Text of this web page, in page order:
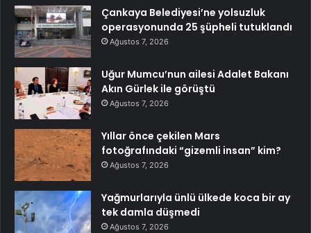
Çankaya Belediyesi’ne yolsuzluk
operasyonunda 25 şüpheli tutuklandı
Ağustos 7, 2026
Uğur Mumcu’nun ailesi Adalet Bakanı
Akın Gürlek ile görüştü
Ağustos 7, 2026
Yıllar önce çekilen Mars
fotoğrafındaki “gizemli insan” kim?
Ağustos 7, 2026
Yağmurlarıyla ünlü ülkede koca bir ay
tek damla düşmedi
Ağustos 7, 2026